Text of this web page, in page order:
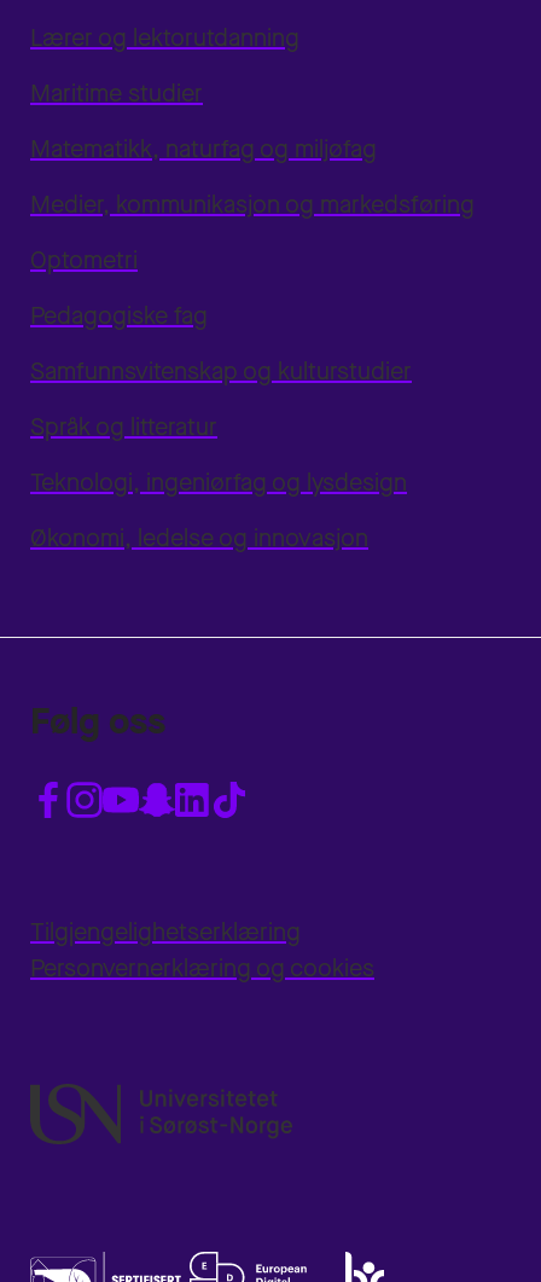
Lærer og lektorutdanning
Maritime studier
Matematikk, naturfag og miljøfag
Medier, kommunikasjon og markedsføring
Optometri
Pedagogiske fag
Samfunnsvitenskap og kulturstudier
Språk og litteratur
Teknologi, ingeniørfag og lysdesign
Økonomi, ledelse og innovasjon
Følg oss
Tilgjengelighetserklæring
Personvernerklæring og cookies